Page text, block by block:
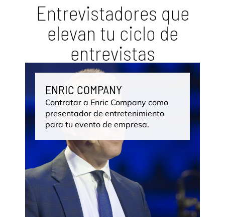
Entrevistadores que
elevan tu ciclo de
entrevistas
ENRIC COMPANY
Contratar a Enric Company como
presentador de entretenimiento
para tu evento de empresa.